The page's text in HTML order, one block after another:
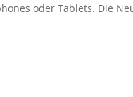
oder Tablets. Die